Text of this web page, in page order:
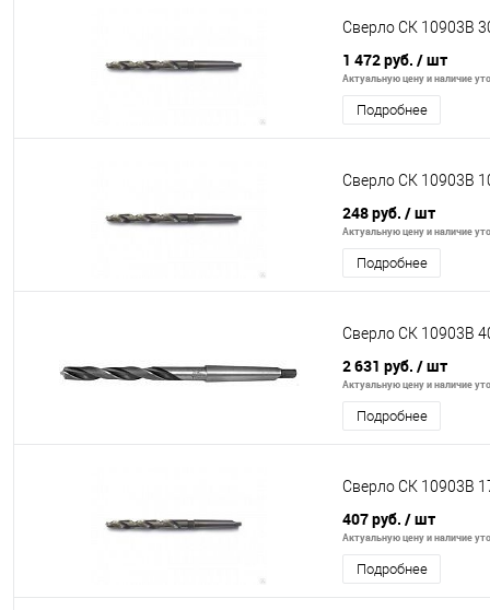
Сверло СК 10903В
1 472 руб. / шт
Актуальную цену и наличие
Подробнее
Сверло СК 10903В
248 руб. / шт
Актуальную цену и наличие
Подробнее
Сверло СК 10903В
2 631 руб. / шт
Актуальную цену и наличие
Подробнее
Сверло СК 10903В
407 руб. / шт
Актуальную цену и наличие
Подробнее